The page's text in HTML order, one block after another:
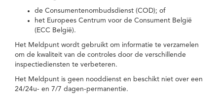
de Consumentenombudsdienst (COD); of
het Europees Centrum voor de Consument België
(ECC België).
Het Meldpunt wordt gebruikt om informatie te verzamelen
om de kwaliteit van de controles door de verschillende
inspectiediensten te verbeteren.
Het Meldpunt is geen nooddienst en beschikt niet over een
24/24u- en 7/7 dagen-permanentie.